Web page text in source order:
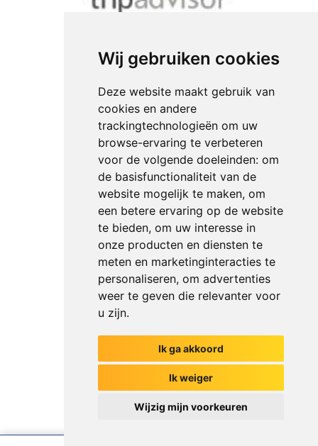
Wij gebruiken cookies
Deze website maakt gebruik van
cookies en andere
trackingtechnologieën om uw
browse-ervaring te verbeteren
voor de volgende doeleinden: om
de basisfunctionaliteit van de
website mogelijk te maken, om
een betere ervaring op de website
te bieden, om uw interesse in
onze producten en diensten te
meten en marketinginteracties te
personaliseren, om advertenties
weer te geven die relevanter voor
u zijn.
Ik ga akkoord
Ik weiger
Wijzig mijn voorkeuren
Het begin van jouw gesprek
Chat met ons